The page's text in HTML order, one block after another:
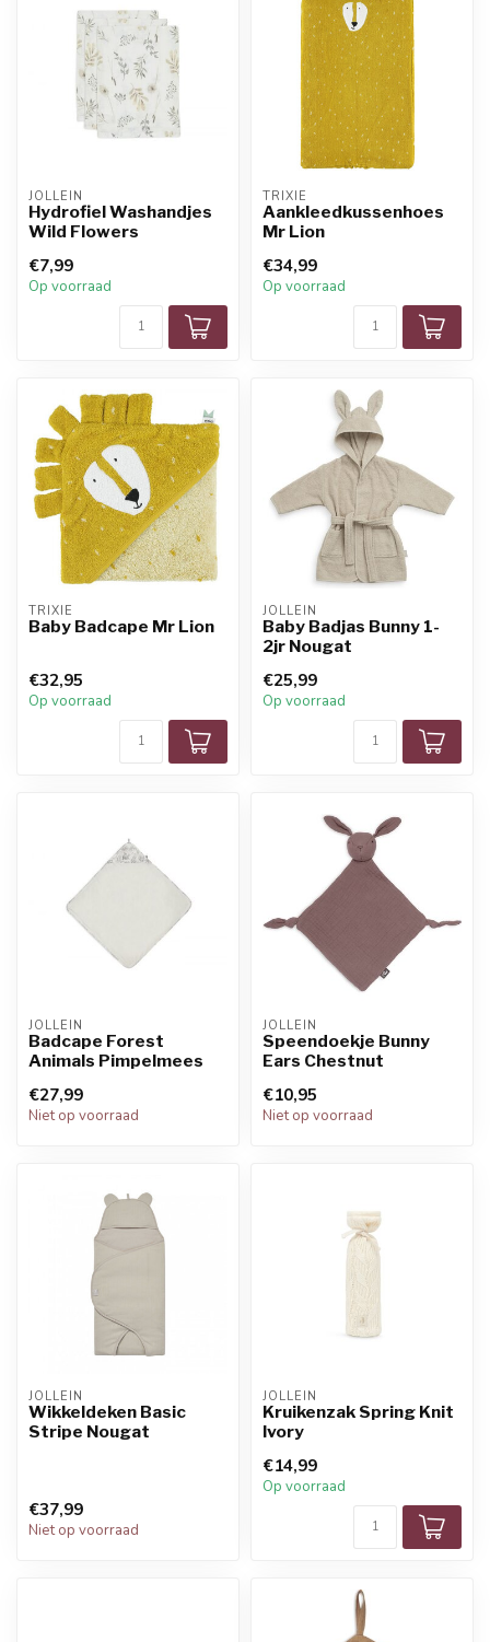
JOLLEIN
Hydrofiel Washandjes
Wild Flowers
€7,99
Op voorraad
TRIXIE
Aankleedkussenhoes
Mr Lion
€34,99
Op voorraad
TRIXIE
Baby Badcape Mr Lion
€32,95
Op voorraad
JOLLEIN
Baby Badjas Bunny 1-
2jr Nougat
€25,99
Op voorraad
JOLLEIN
Badcape Forest
Animals Pimpelmees
€27,99
Niet op voorraad
JOLLEIN
Speendoekje Bunny
Ears Chestnut
€10,95
Niet op voorraad
JOLLEIN
Wikkeldeken Basic
Stripe Nougat
€37,99
Niet op voorraad
JOLLEIN
Kruikenzak Spring Knit
Ivory
€14,99
Op voorraad